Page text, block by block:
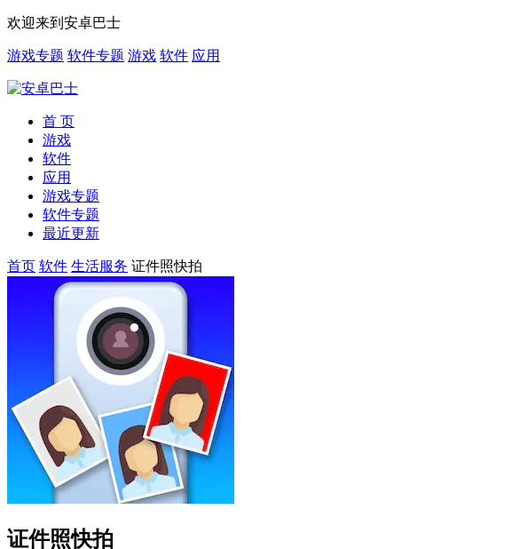
欢迎来到安卓巴士
游戏专题 软件专题 游戏 软件 应用
首 页
游戏
软件
应用
游戏专题
软件专题
最近更新
首页 软件 生活服务 证件照快拍
证件照快拍